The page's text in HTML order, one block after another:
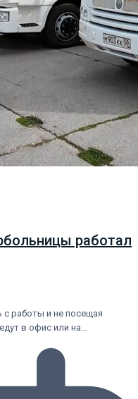
работал
работы и не посещая
в офис или на…